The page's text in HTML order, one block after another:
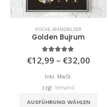
KOZARAC,WANDBILDER
Kinosaal Kozarac
0von 5
€12,99 – €32,00
Inkl. MwSt.
zzgl. Versand
AUSFÜHRUNG WÄHLEN